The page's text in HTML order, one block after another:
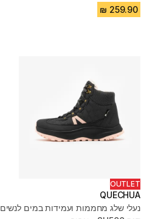
OUTLET
QUECHUA
נעלי שלג מחממות ועמידות במים לנשים,